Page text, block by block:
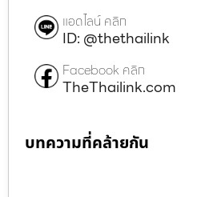
แอดไลน์ คลิก
ID: @thethailink
Facebook คลิก
TheThailink.com
บทความที่คล้ายกัน